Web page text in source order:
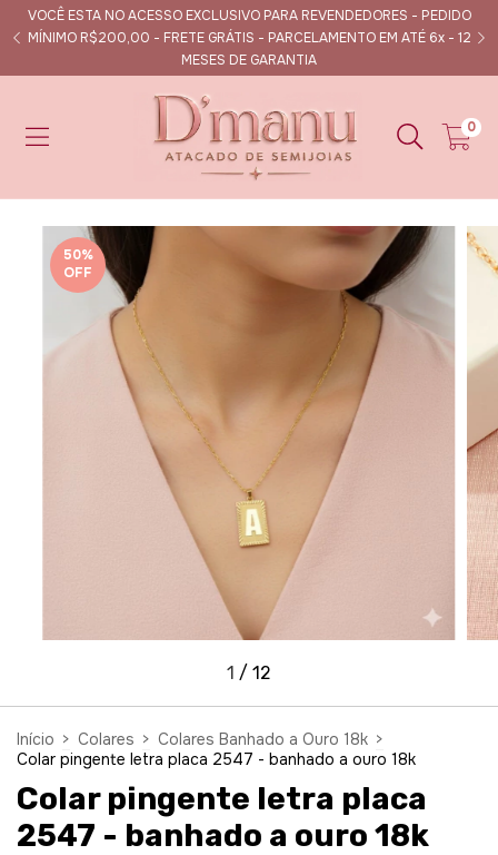
VOCÊ ESTA NO ACESSO EXCLUSIVO PARA REVENDEDORES - PEDIDO
MÍNIMO R$200,00 - FRETE GRÁTIS - PARCELAMENTO EM ATÉ 6x - 12
MESES DE GARANTIA
0
50%
OFF
1 / 12
Início > Colares > Colares Banhado a Ouro 18k >
Colar pingente letra placa 2547 - banhado a ouro 18k
Colar pingente letra placa
2547 - banhado a ouro 18k